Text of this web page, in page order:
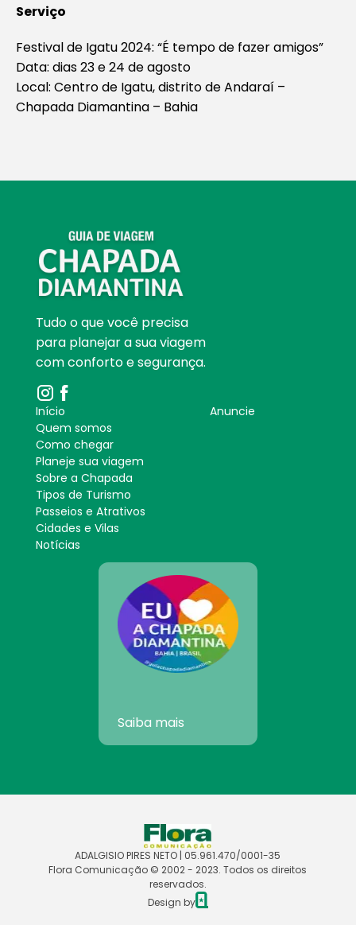
Serviço
Festival de Igatu 2024: “É tempo de fazer amigos”
Data: dias 23 e 24 de agosto
Local: Centro de Igatu, distrito de Andaraí –
Chapada Diamantina – Bahia
Tudo o que você precisa
para planejar a sua viagem
com conforto e segurança.
Início
Quem somos
Como chegar
Planeje sua viagem
Sobre a Chapada
Tipos de Turismo
Passeios e Atrativos
Cidades e Vilas
Notícias
Anuncie
Saiba mais
ADALGISIO PIRES NETO | 05.961.470/0001-35
Flora Comunicação © 2002 - 2023. Todos os direitos
reservados.
Design by